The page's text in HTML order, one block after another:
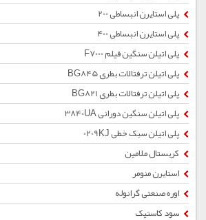
پلی استایرن انبساطی 200
پلی استایرن انبساطی 400
پلی اتیلن سنگین فیلم F7000
پلی اتیلن ترفتالات بطری BG845
پلی اتیلن ترفتالات بطری BG821
پلی اتیلن سنگین دورانی 3840UA
پلی اتیلن سبک خطی 0209KJ
کریستال ملامین
استایرن منومر
اوره صنعتی گرانوله
سود کاستیک